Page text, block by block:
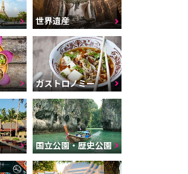
世界遺産
ガストロノミー
国立公園・歴史公園